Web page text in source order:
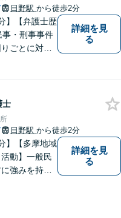
日野駅 から徒歩2分
】【弁護士歴
・刑事事件
ごとに対応
に向き合
目指しま
詳細を見
る
士
日野駅 から徒歩2分
】【多摩地域
動】一般民
強みを持つ
詳細を見
る